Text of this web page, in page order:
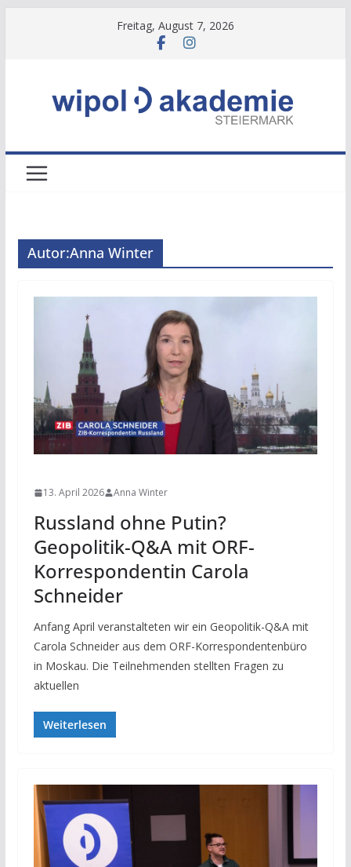
Freitag, August 7, 2026
Autor:Anna Winter
13. April 2026 Anna Winter
Russland ohne Putin?
Geopolitik-Q&A mit ORF-
Korrespondentin Carola
Schneider
Anfang April veranstalteten wir ein Geopolitik-Q&A mit
Carola Schneider aus dem ORF-Korrespondentenbüro
in Moskau. Die Teilnehmenden stellten Fragen zu
aktuellen
Weiterlesen